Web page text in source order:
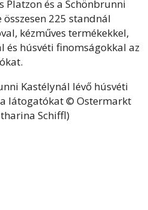
Platzon és a Schönbrunni
összesen 225 standnál
kézműves termékekkel,
húsvéti finomságokkal az
Kastélynál lévő húsvéti
látogatókat © Ostermarkt
Schiffl)